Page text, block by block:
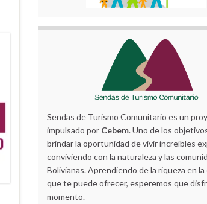
Sendas de Turismo Comunitario es un
impulsado por Cebem. Uno de los
brindar la oportunidad de vivir increíbles
conviviendo con la naturaleza y las
Bolivianas. Aprendiendo de la riqueza en
que te puede ofrecer, esperemos que
momento.